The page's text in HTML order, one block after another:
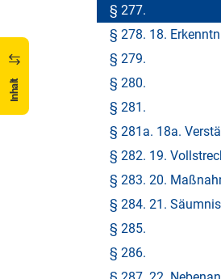
Inhalt
§ 277.
§ 278. 18.
§ 279.
§ 280.
§ 281.
§ 281a. 18a.
§ 282. 19.
§ 283. 20.
§ 284. 21.
§ 285.
§ 286.